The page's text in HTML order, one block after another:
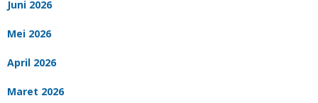
Juni 2026
Mei 2026
April 2026
Maret 2026